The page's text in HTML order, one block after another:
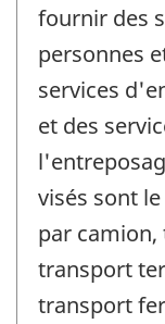
fournir des
personnes
services
et des
visés sont
par
transport
transport